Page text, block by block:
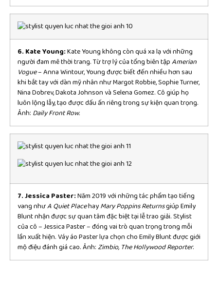
6. Kate Young:Kate Young không còn quá xa lạ với những
người đam mê thời trang. Từ trợ lý của tổng biên tậpAmerian
Vogue– Anna Wintour, Young được biết đến nhiều hơn sau
khi bắt tay với dàn mỹ nhân như Margot Robbie, Sophie Turner,
Nina Dobrev, Dakota Johnson và Selena Gomez. Cô giúp họ
luôn lộng lẫy, tạo được dấu ấn riêng trong sự kiện quan trọng.
Ảnh: Daily Front Row.
7. Jessica Paster:Năm 2019 với những tác phẩm tạo tiếng
vang nhưA Quiet PlacehayMary Poppins Returnsgiúp Emily
Blunt nhận được sự quan tâm đặc biệt tại lễ trao giải. Stylist
của cô – Jessica Paster – đóng vai trò quan trọng trong mỗi
lần xuất hiện. Váy áo Paster lựa chọn cho Emily Blunt được giới
mộ điệu đánh giá cao. Ảnh: Zimbio, The Hollywood Reporter.